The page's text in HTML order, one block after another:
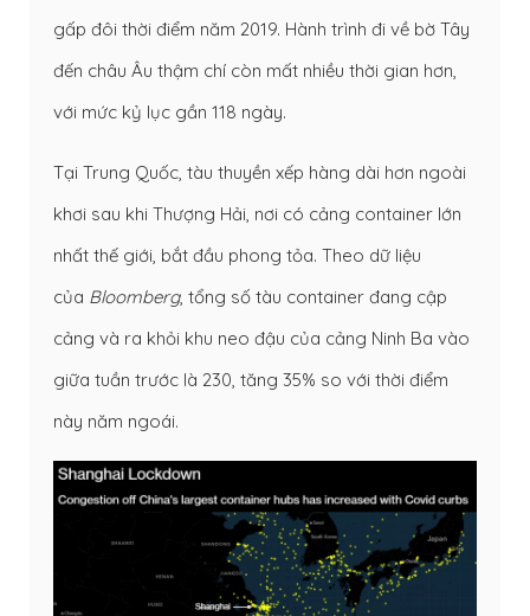
gấp đôi thời điểm năm 2019. Hành trình đi về bờ Tây
đến châu Âu thậm chí còn mất nhiều thời gian hơn,
với mức kỷ lục gần 118 ngày.
Tại Trung Quốc, tàu thuyền xếp hàng dài hơn ngoài
khơi sau khi Thượng Hải, nơi có cảng container lớn
nhất thế giới, bắt đầu phong tỏa. Theo dữ liệu
của Bloomberg, tổng số tàu container đang cập
cảng và ra khỏi khu neo đậu của cảng Ninh Ba vào
giữa tuần trước là 230, tăng 35% so với thời điểm
này năm ngoái.